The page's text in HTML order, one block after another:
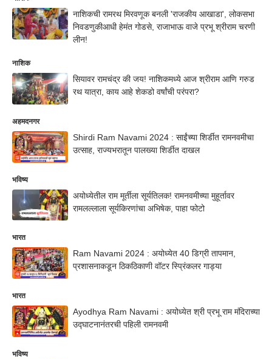
नाशिकची रामरथ मिरवणूक बनली 'राजकीय आखाडा', लोकसभा
निवडणुकीआधी हेमंत गोडसे, राजाभाऊ वाजे प्रभू श्रीराम चरणी
लीन!
नाशिक
सियावर रामचंद्र की जय! नाशिकमध्ये आज श्रीराम आणि गरुड
रथ यात्रा, काय आहे शेकडो वर्षांची परंपरा?
अहमदनगर
Shirdi Ram Navami 2024 : साईंच्या शिर्डीत रामनवमीचा
उत्साह, राज्यभरातून पालख्या शिर्डीत दाखल
भविष्य
अयोध्येतील राम मूर्तीला सूर्यतिलक! रामनवमीच्या मुहूर्तावर
रामलल्लाला सूर्यकिरणांचा अभिषेक, पाहा फोटो
भारत
Ram Navami 2024 : अयोध्येत 40 डिग्री तापमान,
प्रशासनाकडून ठिकठिकाणी वॉटर स्प्रिंकलर गाड्या
भारत
Ayodhya Ram Navami : अयोध्येत श्री प्रभू राम मंदिराच्या
उद्घाटनानंतरची पहिली रामनवमी
भविष्य